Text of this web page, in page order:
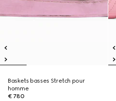
Baskets basses Stretch pour
homme
€ 780